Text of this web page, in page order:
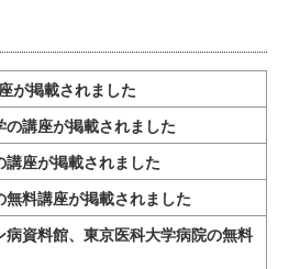
が掲載されました
講座が掲載されました
座が掲載されました
料講座が掲載されました
資料館、東京医科大学病院の無料